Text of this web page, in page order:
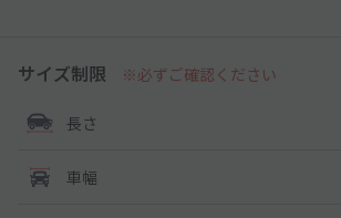
サイズ制限 ※必ずご確認ください
長さ
車幅